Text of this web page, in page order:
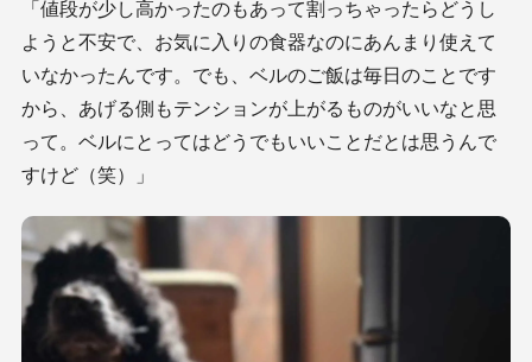
「値段が少し高かったのもあって割っちゃったらどうし
ようと不安で、お気に入りの食器なのにあんまり使えて
いなかったんです。でも、ベルのご飯は毎日のことです
から、あげる側もテンションが上がるものがいいなと思
って。ベルにとってはどうでもいいことだとは思うんで
すけど（笑）」